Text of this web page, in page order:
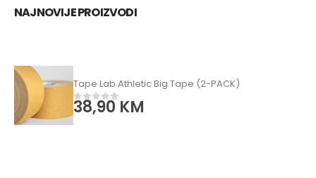
NAJNOVIJE PROIZVODI
Tape Lab Athletic Big Tape (2-PACK)
0od 5
38,90KM